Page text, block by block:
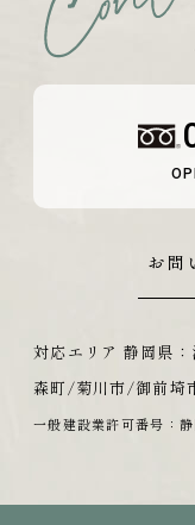
お問
対応エリア 静岡県
森町/菊川市/御前埼
一般建設業許可番号：